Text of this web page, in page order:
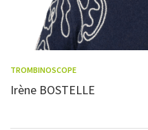
TROMBINOSCOPE
Irène BOSTELLE